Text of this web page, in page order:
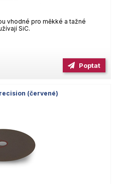
vhodné pro měkké a tažné
SiC.
Poptat
(červené)